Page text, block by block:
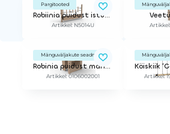
Pargitooted
Robiinia puidust istutuskast
Artikkel: N5014U
Mänguväljakute seadmed
Robinia puidust mängumaja
Artikkel: 0106002001 Artikkel: